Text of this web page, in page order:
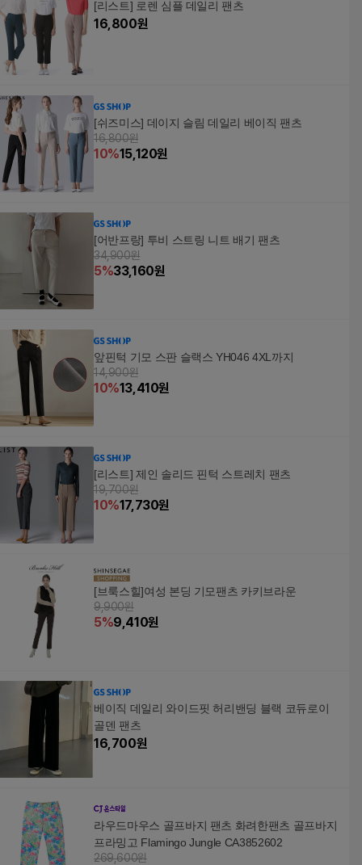
[리스트] 로렌 심플 데일리 팬츠
16,800원
[쉬즈미스] 데이지 슬림 데일리 베이직 팬츠
16,800원
10%15,120원
[어반프랑] 투비 스트링 니트 배기 팬츠
34,900원
5%33,160원
앞핀턱 기모 스판 슬랙스 YH046 4XL까지
14,900원
10%13,410원
[리스트] 제인 솔리드 핀턱 스트레치 팬츠
19,700원
10%17,730원
[브룩스힐]여성 본딩 기모팬츠 카키브라운
9,900원
5%9,410원
베이직 데일리 와이드핏 허리밴딩 블랙 코듀로이
골덴 팬츠
16,700원
라우드마우스 골프바지 팬츠 화려한팬츠 골프바지
프라밍고 Flamingo Jungle CA3852602
269,600원